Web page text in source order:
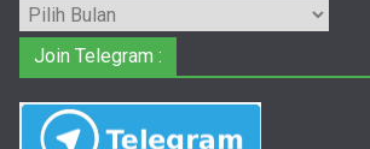
Arsip
Join Telegram :